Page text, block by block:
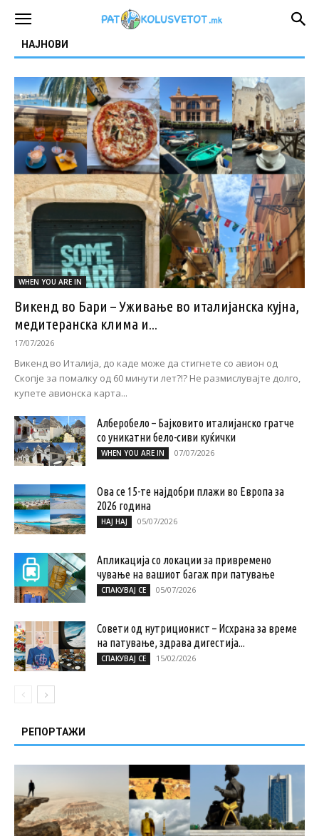
НАЈНОВИ
WHEN YOU ARE IN
Викенд во Бари – Уживање во италијанска кујна,
медитеранска клима и...
17/07/2026
Викенд во Италија, до каде може да стигнете со авион од
Скопје за помалку од 60 минути лет?!? Не размислувајте долго,
купете авионска карта...
Алберобело – Бајковито италијанско гратче
со уникатни бело-сиви куќички
WHEN YOU ARE IN 07/07/2026
Ова се 15-те најдобри плажи во Европа за
2026 година
НАЈ НАЈ 05/07/2026
Апликација со локации за привремено
чување на вашиот багаж при патување
СПАКУВАЈ СЕ 05/07/2026
Совети од нутриционист – Исхрана за време
на патување, здрава дигестија...
СПАКУВАЈ СЕ 15/02/2026
РЕПОРТАЖИ